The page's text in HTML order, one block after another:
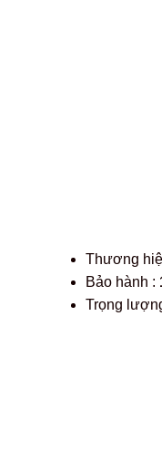
Thương
Bảo hành :
Trọng